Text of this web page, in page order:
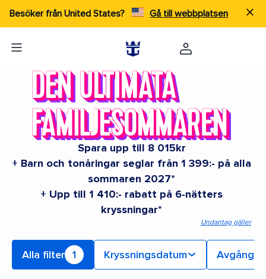
Besöker från United States? Gå till webbplatsen
Spara upp till 8 015kr
+ Barn och tonåringar seglar från 1 399:- på alla
sommaren 2027*
+ Upp till 1 410:- rabatt på 6-nätters
kryssningar*
Undantag gäller
Alla filter 1 Kryssningsdatum